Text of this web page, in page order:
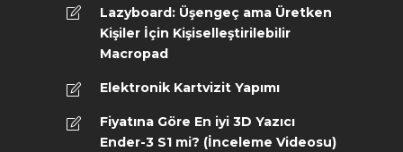
Lazyboard: Üşengeç ama Üretken
Kişiler İçin Kişiselleştirilebilir
Macropad
Elektronik Kartvizit Yapımı
Fiyatına Göre En iyi 3D Yazıcı
Ender-3 S1 mi? (İnceleme Videosu)